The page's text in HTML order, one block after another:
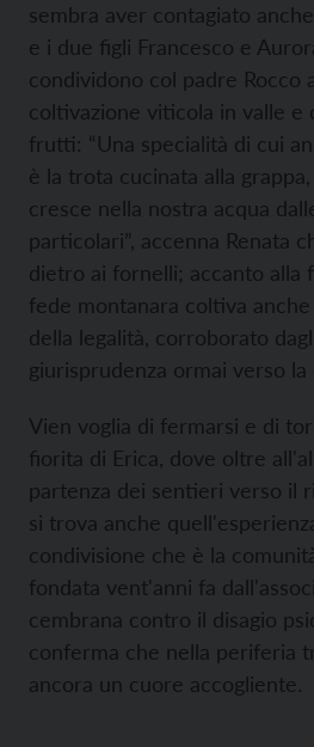
sembra aver contagiato
e i due figli Francesco e
condividono col padre Rocco
coltivazione viticola in valle e
frutti: “Una specialità di cui
è la trota cucinata alla
cresce nella nostra acqua
particolari”, accenna Renata
dietro ai fornelli; accanto alla
fede montanara coltiva
della legalità, corroborato
giurisprudenza ormai verso la
Vien voglia di fermarsi e di
fiorita di Erica, dove oltre
partenza dei sentieri verso il
si trova anche
condivisione che è la
fondata vent'anni fa
cembrana contro il disagio
conferma che nella periferia
ancora un cuore accogliente.